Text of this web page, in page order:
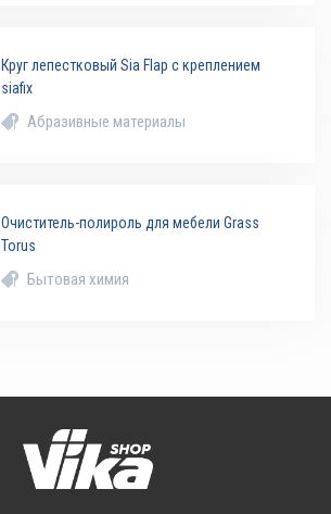
Круг лепестковый Sia Flap с креплением
siafix
Абразивные материалы
Очиститель-полироль для мебели Grass
Torus
Бытовая химия